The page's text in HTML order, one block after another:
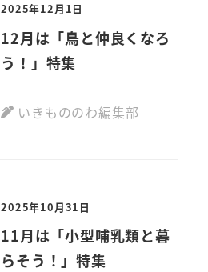
2025年12月1日
12月は「鳥と仲良くなろ
う！」特集
いきもののわ編集部
2025年10月31日
11月は「小型哺乳類と暮
らそう！」特集